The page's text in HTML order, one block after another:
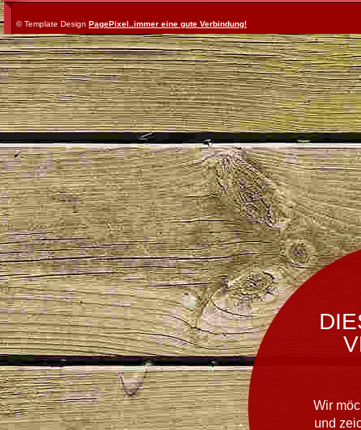
© Template Design PagePixel..immer eine gute Verbindung!
Wir
und